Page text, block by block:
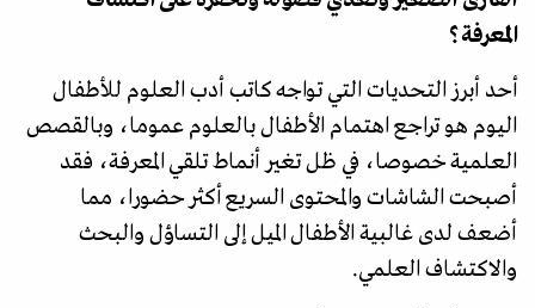
المعرفة؟
أحد أبرز التحديات التي تواجه كاتب أدب العلوم للأطفال
اليوم هو تراجع اهتمام الأطفال بالعلوم عموما، وبالقصص
العلمية خصوصا، في ظل تغير أنماط تلقي المعرفة، فقد
أصبحت الشاشات والمحتوى السريع أكثر حضورا، مما
أضعف لدى غالبية الأطفال الميل إلى التساؤل والبحث
والاكتشاف العلمي.